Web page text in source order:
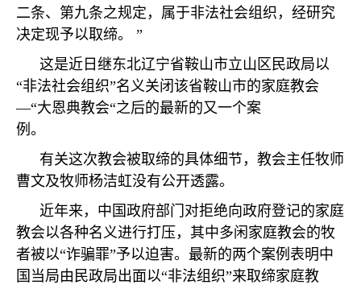
二条、第九条之规定，属于非法社会组织，经研究
决定现予以取缔。
”
这是近日继东北辽宁省鞍山市立山区民政局以
“非法社会组织”名义关闭该省鞍山市的家庭教会
—“大恩典教会“之后的最新的又一个案
例。
有关这次教会被取缔的具体细节，教会主任牧师
曹文及牧师杨洁虹没有公开透露。
近年来，中国政府部门对拒绝向政府登记的家庭
教会以各种名义进行打压，其中多闲家庭教会的牧
者被以“诈骗罪”予以迫害。最新的两个案例表明中
国当局由民政局出面以“非法组织”来取缔家庭教